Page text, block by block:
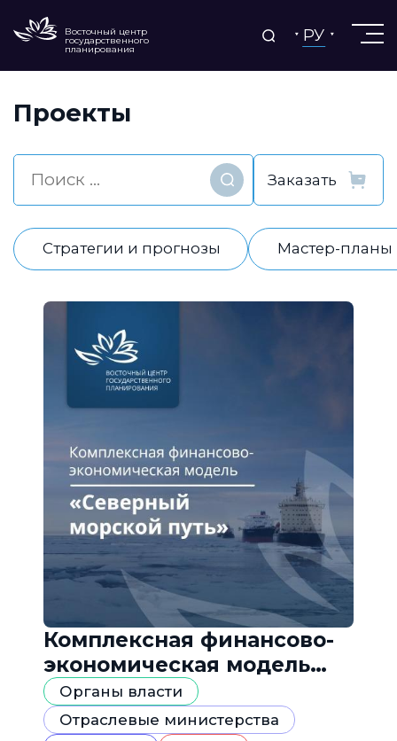
Восточный центр
государственного
планирования
РУ
Проекты
Найти
Стратегии и прогнозы Мастер-планы
Комплексная финансово-
экономическая модель
«Северный морской путь»
Органы власти
Отраслевые министерства